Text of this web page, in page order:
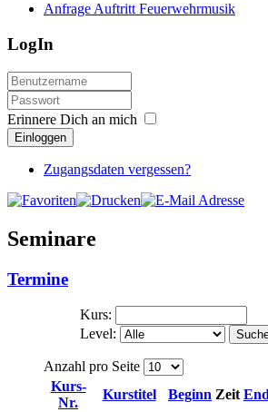
Anfrage Auftritt Feuerwehrmusik
LogIn
Erinnere Dich an mich
Einloggen
Zugangsdaten vergessen?
Seminare
Termine
Kurs:
Level:
Anzahl pro Seite
Kurs-
Nr.
Kurstitel Beginn Zeit